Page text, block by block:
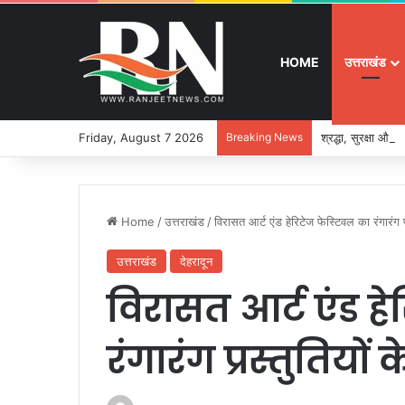
HOME उत्तराखंड
Friday, August 7 2026 Breaking News श्रद्धा, सुरक्षा और
Home /उत्तराखंड /विरासत आर्ट एंड हेरिटेज फेस्टिवल का
उत्तराखंड देहरादून
विरासत आर्ट एंड
रंगारंग